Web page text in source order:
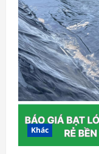
Khác